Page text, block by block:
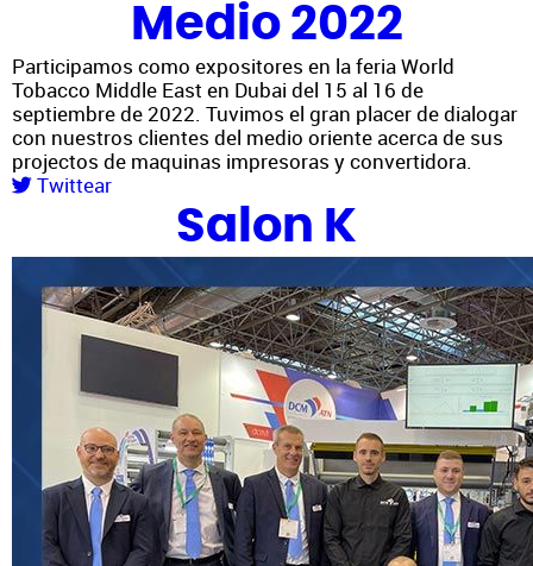
Medio 2022
Participamos como expositores en la feria World
Tobacco Middle East en Dubai del 15 al 16 de
septiembre de 2022. Tuvimos el gran placer de dialogar
con nuestros clientes del medio oriente acerca de sus
projectos de maquinas impresoras y convertidora.
Twittear
Salon K